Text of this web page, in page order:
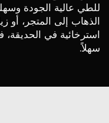
للطي عالية الجودة
الذهاب إلى المتجر، أو
استرخائية في الحديقة،
سهلاً.